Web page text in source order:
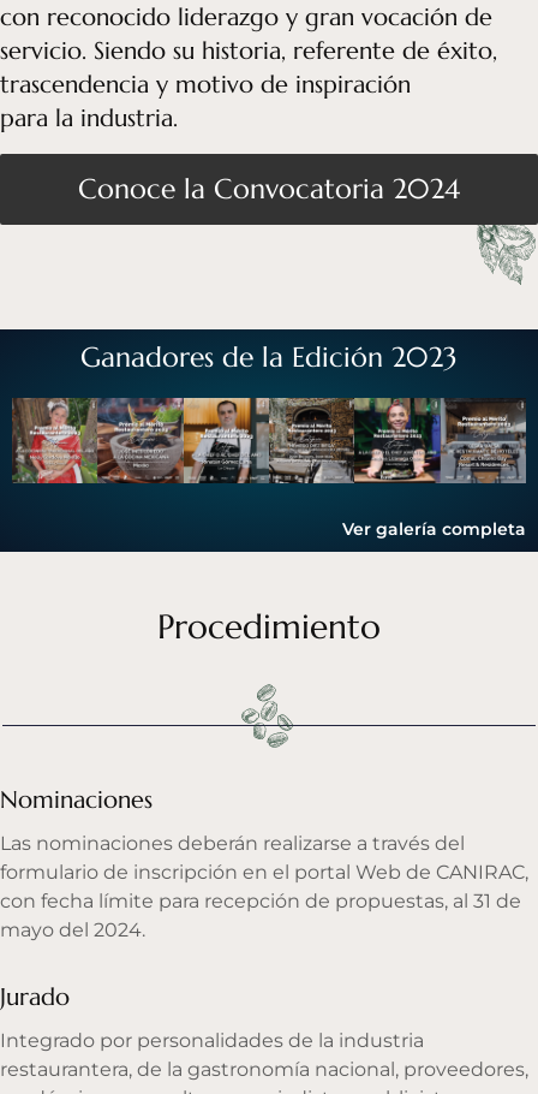
con reconocido liderazgo y gran vocación de
servicio. Siendo su historia, referente de éxito,
trascendencia y motivo de inspiración
para la industria.
Conoce la Convocatoria 2024
Ganadores de la Edición 2023
Ver galería completa
Procedimiento
Nominaciones
Las nominaciones deberán realizarse a través del
formulario de inscripción en el portal Web de CANIRAC,
con fecha límite para recepción de propuestas, al 31 de
mayo del 2024.
Jurado
Integrado por personalidades de la industria
restaurantera, de la gastronomía nacional, proveedores,